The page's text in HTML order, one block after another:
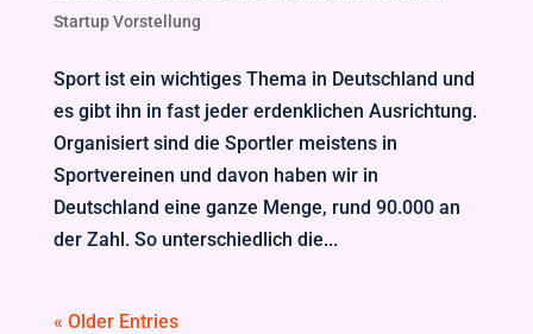
Startup Vorstellung
Sport ist ein wichtiges Thema in Deutschland und
es gibt ihn in fast jeder erdenklichen Ausrichtung.
Organisiert sind die Sportler meistens in
Sportvereinen und davon haben wir in
Deutschland eine ganze Menge, rund 90.000 an
der Zahl. So unterschiedlich die...
« Older Entries